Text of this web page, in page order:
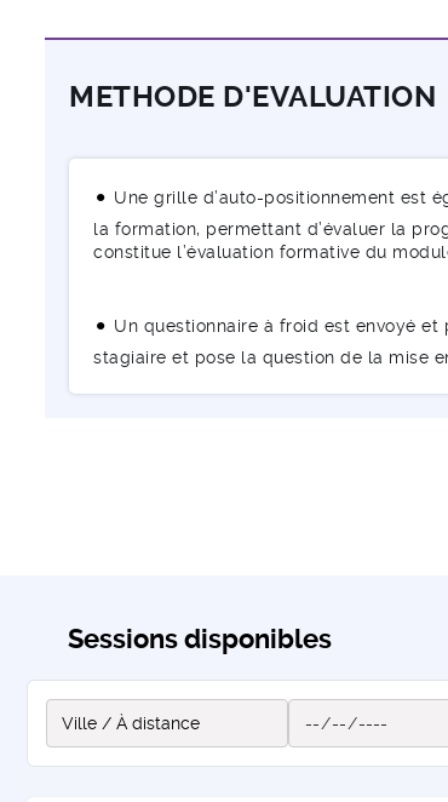
METHODE D'EVALUATION
Une grille d’auto-positionnement est
la formation, permettant d’évaluer la
constitue l’évaluation formative du
Un questionnaire à froid est envoyé
stagiaire et pose la question de la mise
Sessions disponibles